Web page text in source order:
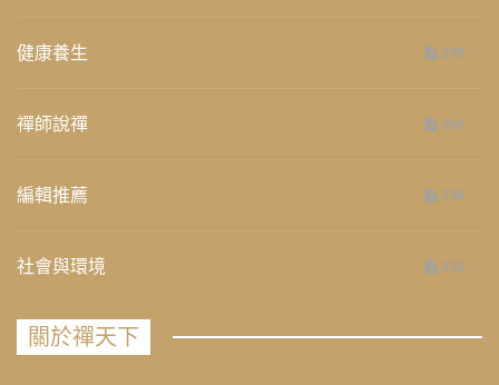
健康養生 276
禪師說禪 267
編輯推薦 236
社會與環境 235
關於禪天下